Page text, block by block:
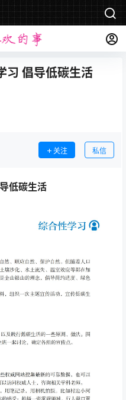
习 倡导低碳生活
关注 私信
低碳生活